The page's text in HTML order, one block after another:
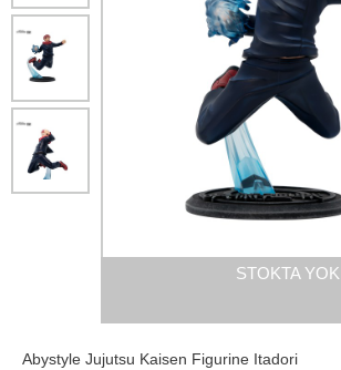
STOKTA YOK
Abystyle Jujutsu Kaisen Figurine Itadori